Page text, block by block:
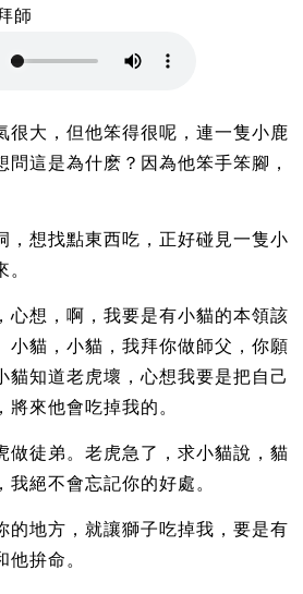
師
很大，但他笨得很呢，連一隻小鹿
問這是為什麽？因為他笨手笨腳，
，想找點東西吃，正好碰見一隻小
心想，啊，我要是有小貓的本領該
小貓，小貓，我拜你做師父，你願
貓知道老虎壞，心想我要是把自己
來他會吃掉我的。
做徒弟。老虎急了，求小貓說，貓
絕不會忘記你的好處。
的地方，就讓獅子吃掉我，要是有
拚命。